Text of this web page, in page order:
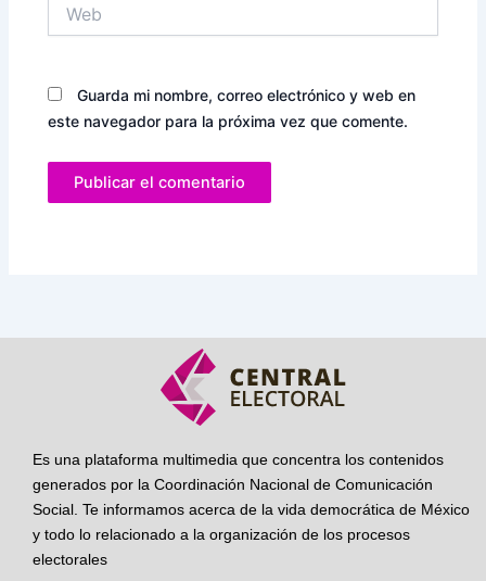
Guarda mi nombre, correo electrónico y web en
este navegador para la próxima vez que comente.
Es una plataforma multimedia que concentra los contenidos
generados por la Coordinación Nacional de Comunicación
Social. Te informamos acerca de la vida democrática de México
y todo lo relacionado a la organización de los procesos
electorales